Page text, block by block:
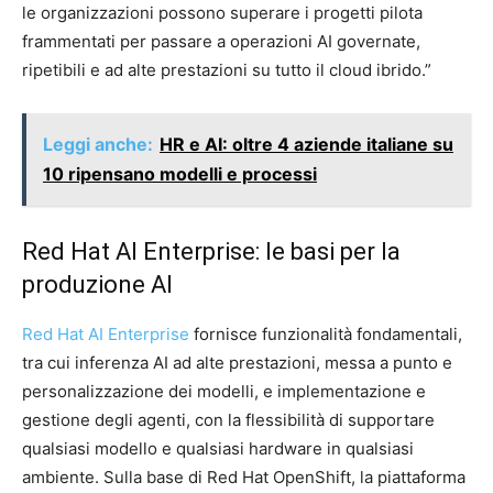
le organizzazioni possono superare i progetti pilota
frammentati per passare a operazioni AI governate,
ripetibili e ad alte prestazioni su tutto il cloud ibrido.”
Leggi anche: HR e AI: oltre 4 aziende italiane su
10 ripensano modelli e processi
Red Hat AI Enterprise: le basi per la
produzione AI
Red Hat AI Enterprise fornisce funzionalità fondamentali,
tra cui inferenza AI ad alte prestazioni, messa a punto e
personalizzazione dei modelli, e implementazione e
gestione degli agenti, con la flessibilità di supportare
qualsiasi modello e qualsiasi hardware in qualsiasi
ambiente. Sulla base di Red Hat OpenShift, la piattaforma